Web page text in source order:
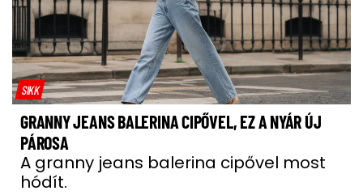
SIKK
GRANNY JEANS BALERINA CIPŐVEL, EZ A NYÁR ÚJ
PÁROSA
A granny jeans balerina cipővel most
hódít.